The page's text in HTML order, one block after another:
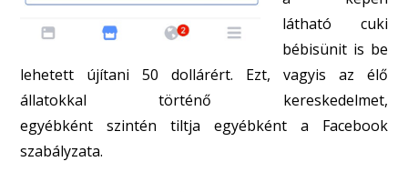
látható cuki
bébisünit is be
lehetett újítani 50 dollárért. Ezt, vagyis az élő
állatokkal történő kereskedelmet,
egyébként szintén tiltja egyébként a Facebook
szabályzata.